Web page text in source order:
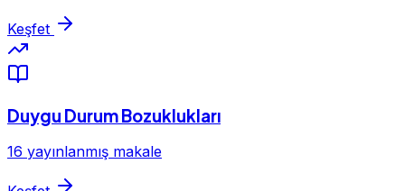
Keşfet
Duygu Durum Bozuklukları
16 yayınlanmış makale